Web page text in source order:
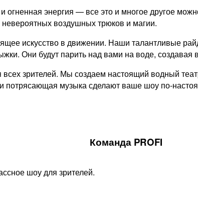
энергия — все это и многое другое
воздушных трюков и магии.
искусство в движении. Наши талантливые
Они будут парить над вами на воде, создавая
зрителей. Мы создаем настоящий водный
потрясающая музыка сделают ваше шоу по-
Команда PROFI
шоу для зрителей.